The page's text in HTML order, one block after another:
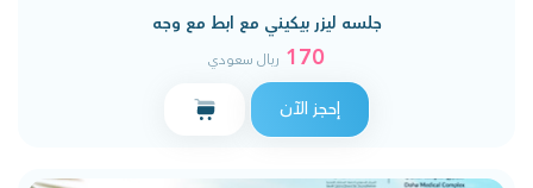
جلسه ليزر بيكيني مع ابط مع وجه
170 ريال سعودي
إحجز الآن